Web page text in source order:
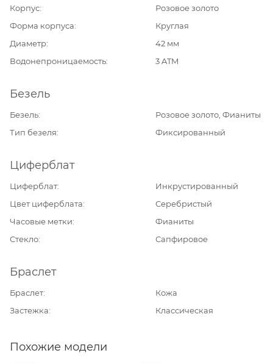
Корпус
Розовое золото
Форма корпуса
Круглая
Диаметр
42 мм
Водонепроницаемость
3 ATM
Безель
Безель
Розовое золото, Фианиты
Тип безеля
Фиксированный
Циферблат
Циферблат
Инкрустированный
Цвет циферблата
Серебристый
Часовые метки
Фианиты
Стекло
Сапфировое
Браслет
Браслет
Кожа
Застежка
Классическая
Похожие модели